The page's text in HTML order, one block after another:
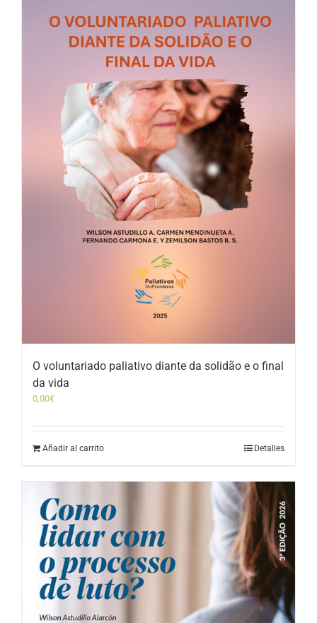
O voluntariado paliativo diante da solidão e o final
da vida
0,00€
Añadir al carrito Detalles